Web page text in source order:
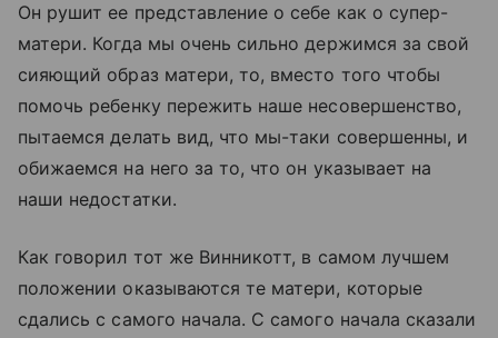
Он рушит ее представление о себе как о супер-
матери. Когда мы очень сильно держимся за свой
сияющий образ матери, то, вместо того чтобы
помочь ребенку пережить наше несовершенство,
пытаемся делать вид, что мы-таки совершенны, и
обижаемся на него за то, что он указывает на
наши недостатки.
Как говорил тот же Винникотт, в самом лучшем
положении оказываются те матери, которые
сдались с самого начала. С самого начала сказали